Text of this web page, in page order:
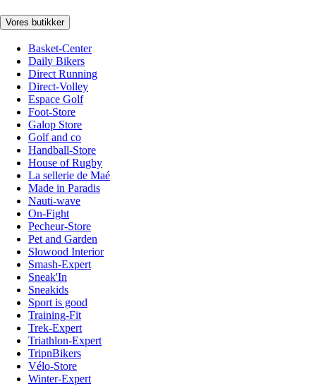
Vores butikker
Basket-Center
Daily Bikers
Direct Running
Direct-Volley
Espace Golf
Foot-Store
Galop Store
Golf and co
Handball-Store
House of Rugby
La sellerie de Maé
Made in Paradis
Nauti-wave
On-Fight
Pecheur-Store
Pet and Garden
Slowood Interior
Smash-Expert
Sneak'In
Sneakids
Sport is good
Training-Fit
Trek-Expert
Triathlon-Expert
TripnBikers
Vélo-Store
Winter-Expert